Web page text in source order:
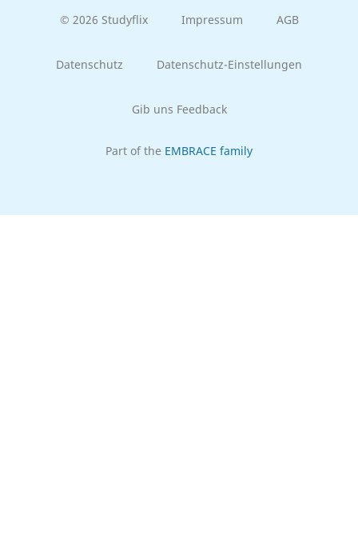
© 2026 Studyflix Impressum AGB
Datenschutz Datenschutz-Einstellungen
Gib uns Feedback
Part of the EMBRACE family